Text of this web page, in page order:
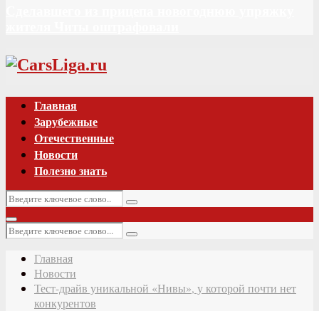
Vk
Главная
Зарубежные
Отечественные
Новости
Полезно знать
Искать:
Поиск
Основное
меню
Искать:
Поиск
Главная
Новости
Тест-драйв уникальной «Нивы», у которой почти нет
конкурентов